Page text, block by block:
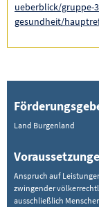
ueberblick/gruppe-
gesundheit/
Land Burgenland
Anspruch auf
zwingender
ausschließlich